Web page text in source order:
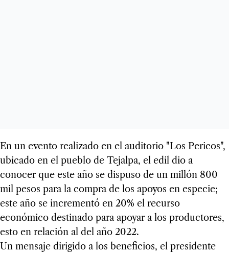
En un evento realizado en el auditorio "Los Pericos",
ubicado en el pueblo de Tejalpa, el edil dio a
conocer que este año se dispuso de un millón 800
mil pesos para la compra de los apoyos en especie;
este año se incrementó en 20% el recurso
económico destinado para apoyar a los productores,
esto en relación al del año 2022.
Un mensaje dirigido a los beneficios, el presidente